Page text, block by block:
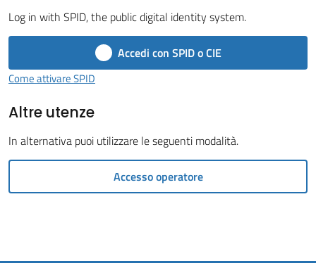
Amministrazione
Tutti
gli
Log in with SPID, the public digital identity system.
Accedi con SPID o CIE
Come attivare SPID
Altre utenze
In alternativa puoi utilizzare le seguenti modalità.
Accesso operatore